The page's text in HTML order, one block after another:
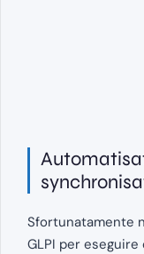
Sfortunatamente
GLPI per